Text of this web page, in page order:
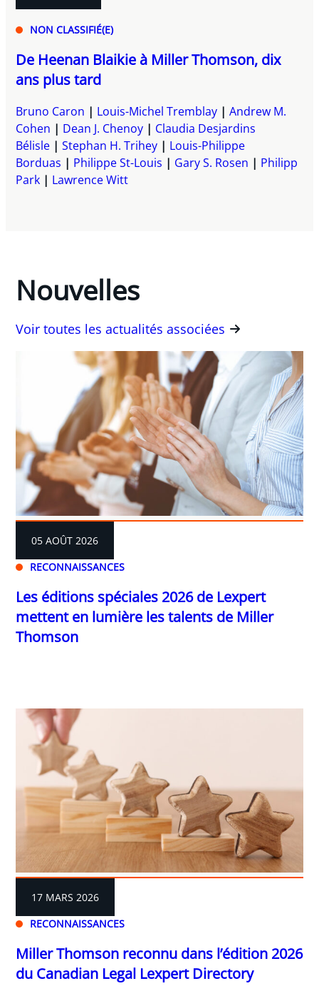
NON CLASSIFIÉ(E)
De Heenan Blaikie à Miller Thomson, dix
ans plus tard
Bruno Caron Louis-Michel Tremblay
Andrew M.
Cohen
Dean J. Chenoy
Claudia Desjardins
Bélisle
Stephan H. Trihey
Louis-Philippe
Borduas
Philippe St-Louis Gary S. Rosen
Philipp
Park
Lawrence Witt
Nouvelles
Voir toutes les actualités associées
RECONNAISSANCES
05 AOÛT 2026
Les éditions spéciales 2026 de Lexpert
mettent en lumière les talents de Miller
Thomson
RECONNAISSANCES
17 MARS 2026
Miller Thomson reconnu dans l’édition 2026
du Canadian Legal Lexpert Directory